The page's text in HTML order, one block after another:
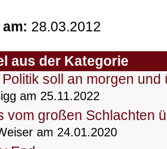
28.03.2012
aus der Kategorie
soll an morgen
am 25.11.2022
vom großen Schlachten
am 24.01.2020